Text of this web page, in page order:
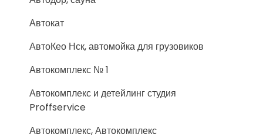
Автокат
АвтоКео Нск, автомойка для грузовиков
Автокомплекс № 1
Автокомплекс и детейлинг студия
Proffservice
Автокомплекс, Автокомплекс